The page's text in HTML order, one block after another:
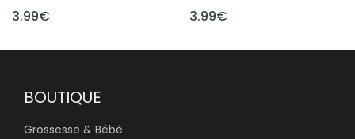
3.99€
3.99€
BOUTIQUE
Grossesse & Bébé